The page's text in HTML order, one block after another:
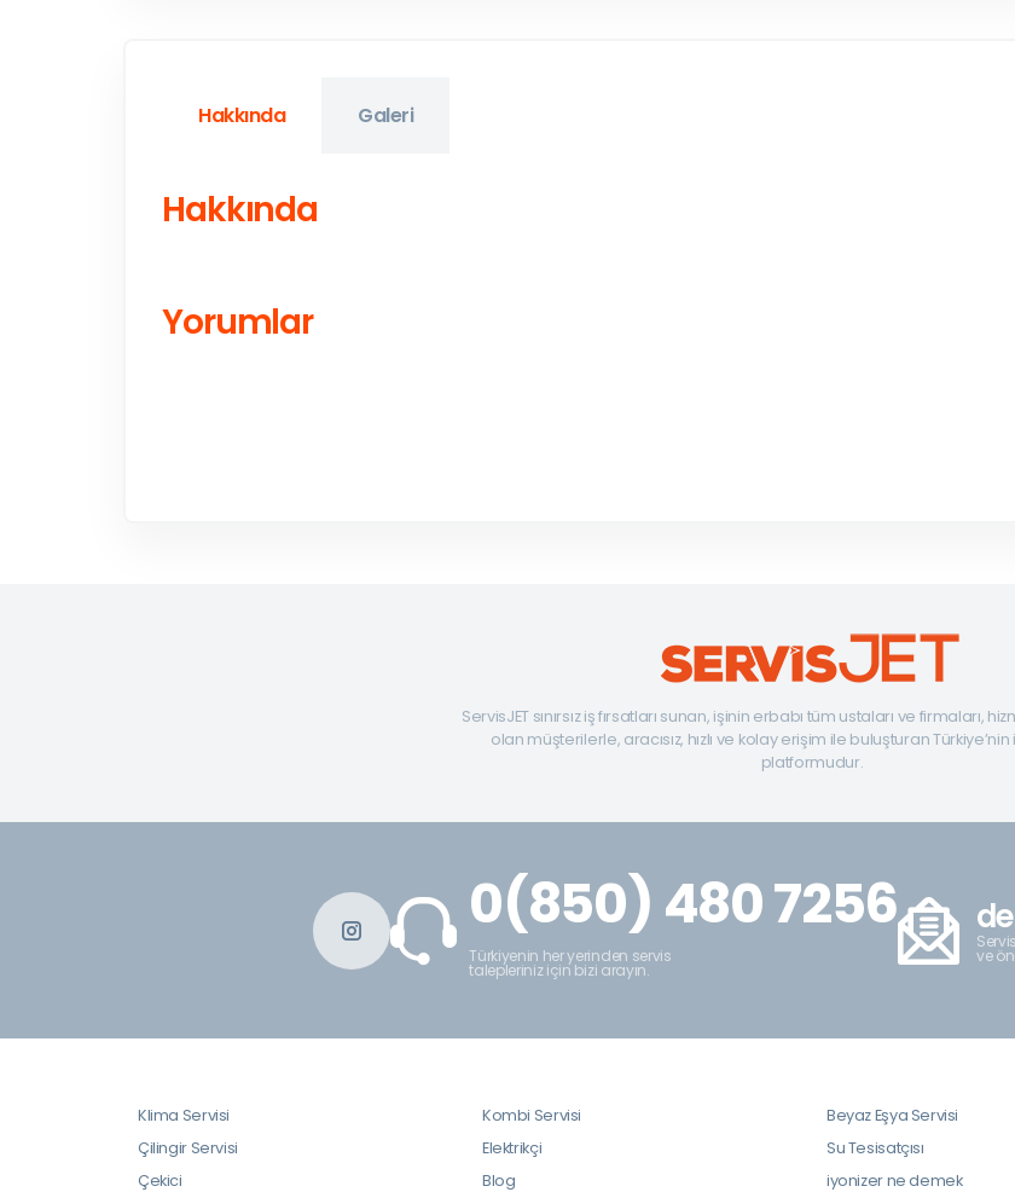
Hakkında Galeri
Hakkında
Yorumlar
ServisJET sınırsız iş fırsatları sunan, işinin erbabı tüm ustaları ve firmaları,
olan müşterilerle, aracısız, hızlı ve kolay erişim ile buluşturan
platformudur.
0(850) 480 7256
Türkiyenin her yerinden servis
talepleriniz için bizi arayın.
ve
Klima Servisi Kombi Servisi Beyaz Eşya Servisi
Çilingir Servisi
Elektrikçi Su Tesisatçısı
Çekici
Blog iyonizer ne demek